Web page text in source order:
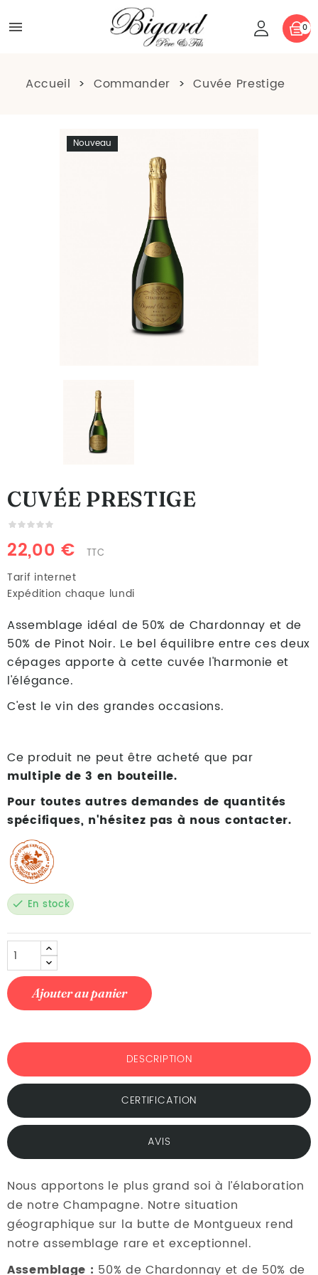
 0
Accueil Commander Cuvée Prestige
Nouveau
CUVÉE PRESTIGE
22,00 € TTC
Tarif internet
Expédition chaque lundi
Assemblage idéal de 50% de Chardonnay et de
50% de Pinot Noir. Le bel équilibre entre ces deux
cépages apporte à cette cuvée l'harmonie et
l'élégance.
C'est le vin des grandes occasions.
Ce produit ne peut être acheté que par
multiple de 3 en bouteille.
Pour toutes autres demandes de quantités
spécifiques, n'hésitez pas à nous contacter.
check En stock
Ajouter au panier
DESCRIPTION
CERTIFICATION
AVIS
Nous apportons le plus grand soi à l’élaboration
de notre Champagne. Notre situation
géographique sur la butte de Montgueux rend
notre assemblage rare et exceptionnel.
Assemblage : 50% de Chardonnay et de 50% de